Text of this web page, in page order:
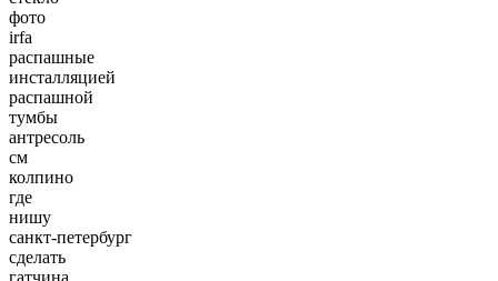
фото
irfa
распашные
инсталляцией
распашной
тумбы
антресоль
см
колпино
где
нишу
санкт-петербург
сделать
гатчина